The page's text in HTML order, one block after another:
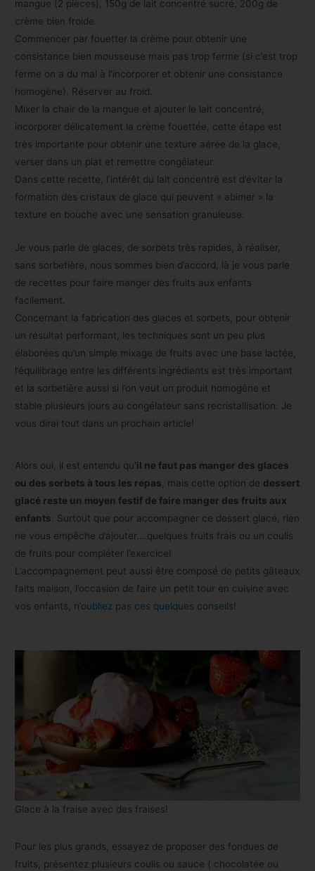
mangue (2 pièces), 150g de lait concentré sucré, 200g de
crème bien froide.
Commencer par fouetter la crème pour obtenir une
consistance bien mousseuse mais pas trop ferme (si c’est trop
ferme on a du mal à l’incorporer et obtenir une consistance
homogène). Réserver au froid.
Mixer la chair de la mangue et ajouter le lait concentré,
incorporer délicatement la crème fouettée, cette étape est
très importante pour obtenir une texture aérée de la glace,
verser dans un plat et remettre congélateur.
Dans cette recette, l’intérêt du lait concentré est d’éviter la
formation des cristaux de glace qui peuvent « abimer » la
texture en bouche avec une sensation granuleuse.
Je vous parle de glaces, de sorbets très rapides, à réaliser,
sans sorbetière, nous sommes bien d’accord, là je vous parle
de recettes pour faire manger des fruits aux enfants
facilement.
Concernant la fabrication des glaces et sorbets, pour obtenir
un résultat performant, les techniques sont un peu plus
élaborées qu’un simple mixage de fruits avec une base lactée,
l’équilibrage entre les différents ingrédients est très important
et la sorbetière aussi si l’on veut un produit homogène et
stable plusieurs jours au congélateur sans recristallisation. Je
vous dirai tout dans un prochain article!
Alors oui, il est entendu qu‘il ne faut pas manger des glaces
ou des sorbets à tous les repas , mais cette option de dessert
glacé reste un moyen festif de faire manger des fruits aux
enfants. Surtout que pour accompagner ce dessert glacé, rien
ne vous empêche d’ajouter….quelques fruits frais ou un coulis
de fruits pour compléter l’exercice!
L’accompagnement peut aussi être composé de petits gâteaux
faits maison, l’occasion de faire un petit tour en cuisine avec
vos enfants, n’oubliez pas ces quelques conseils!
Glace à la fraise avec des fraises!
Pour les plus grands, essayez de proposer des fondues de
fruits, présentez plusieurs coulis ou sauce ( chocolatée ou